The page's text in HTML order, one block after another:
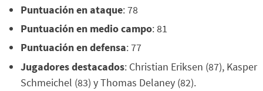
Puntuación en ataque: 78
Puntuación en medio campo: 81
Puntuación en defensa: 77
Jugadores destacados: Christian Eriksen (87), Kasper
Schmeichel (83) y Thomas Delaney (82).